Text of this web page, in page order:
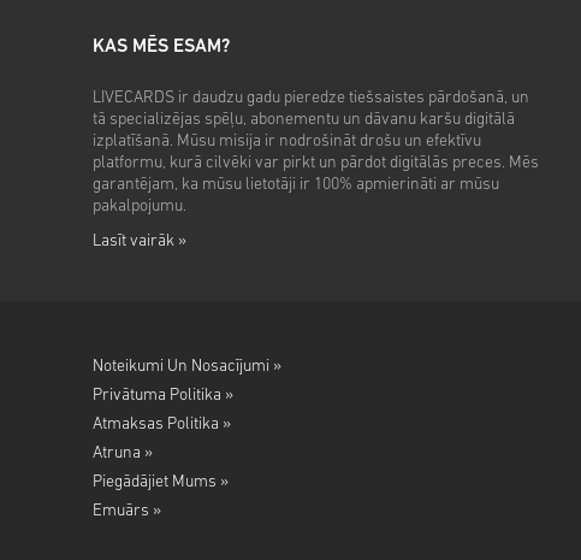
KAS MĒS ESAM?
LIVECARDS ir daudzu gadu pieredze tiešsaistes pārdošanā, un
tā specializējas spēļu, abonementu un dāvanu karšu digitālā
izplatīšanā. Mūsu misija ir nodrošināt drošu un efektīvu
platformu, kurā cilvēki var pirkt un pārdot digitālās preces. Mēs
garantējam, ka mūsu lietotāji ir 100% apmierināti ar mūsu
pakalpojumu.
Lasīt vairāk »
Noteikumi Un Nosacījumi »
Privātuma Politika »
Atmaksas Politika »
Atruna »
Piegādājiet Mums »
Emuārs »